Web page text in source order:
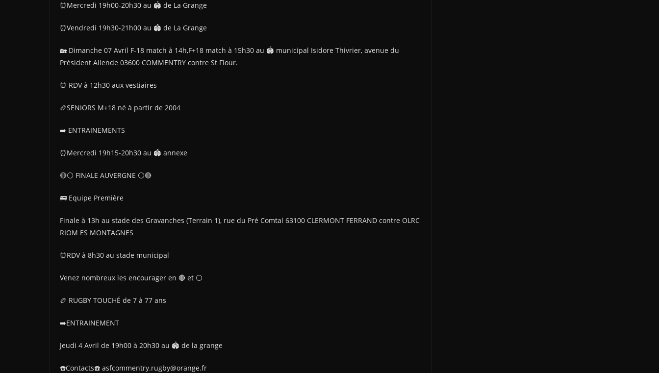
⏰Mercredi 19h00-20h30 au 🏟 de La Grange
⏰Vendredi 19h30-21h00 au 🏟 de La Grange
🏡 Dimanche 07 Avril F-18 match à 14h,F+18 match à 15h30 au 🏟 municipal Isidore Thivrier, avenue du
Président Allende 03600 COMMENTRY contre St Flour.
⏰️ RDV à 12h30 aux vestiaires
🏉SENIORS M+18 né à partir de 2004
➡️ ENTRAINEMENTS
⏰Mercredi 19h15-20h30 au 🏟 annexe
🔴⚪️ FINALE AUVERGNE ⚪️🔴
🚌 Equipe Première
Finale à 13h au stade des Gravanches (Terrain 1), rue du Pré Comtal 63100 CLERMONT FERRAND contre OLRC
RIOM ES MONTAGNES
⏰️RDV à 8h30 au stade municipal
Venez nombreux les encourager en 🔴 et ⚪️
🏉 RUGBY TOUCHÉ de 7 à 77 ans
➡️ENTRAINEMENT
Jeudi 4 Avril de 19h00 à 20h30 au 🏟 de la grange
☎️Contacts☎️ asfcommentry.rugby@orange.fr